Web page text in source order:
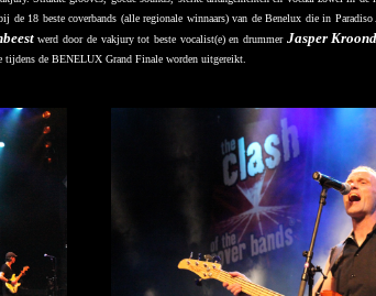
18 beste coverbands (alle regionale winnaars) van de Benelux die in Paradiso
werd door de vakjury tot beste vocalist(e) en drummer Jasper
tijdens de BENELUX Grand Finale worden uitgereikt.